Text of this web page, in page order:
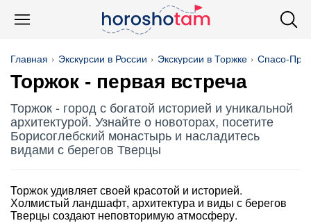
Главная Экскурсии в России Экскурсии в Торжке Спасо-
Торжок - первая встреча
Торжок - город с богатой историей и уникальной
архитектурой. Узнайте о новоторах, посетите
Борисоглебский монастырь и насладитесь
видами с берегов Тверцы
Торжок удивляет своей красотой и историей.
Холмистый ландшафт, архитектура и виды с берегов
Тверцы создают неповторимую атмосферу.